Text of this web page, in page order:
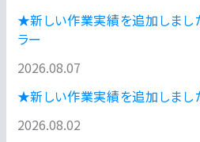
★新しい作業実績を追加しま
ラー
2026.08.07
★新しい作業実績を追加しまし
2026.08.02